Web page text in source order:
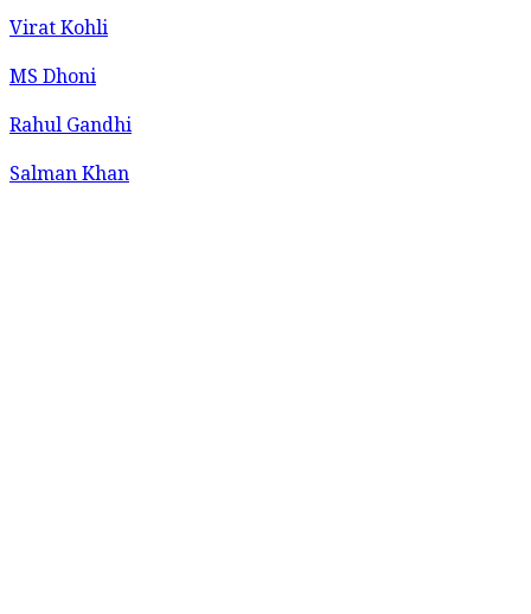
Virat Kohli
MS Dhoni
Rahul Gandhi
Salman Khan